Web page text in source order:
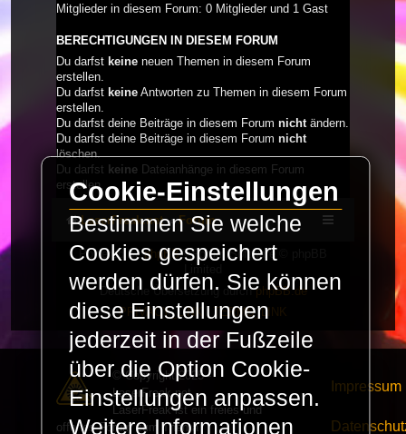
Mitglieder in diesem Forum: 0 Mitglieder und 1 Gast
BERECHTIGUNGEN IN DIESEM FORUM
Du darfst keine neuen Themen in diesem Forum
erstellen.
Du darfst keine Antworten zu Themen in diesem Forum
erstellen.
Du darfst deine Beiträge in diesem Forum nicht ändern.
Du darfst deine Beiträge in diesem Forum nicht
löschen.
Du darfst keine Dateianhänge in diesem Forum
erstellen.
LaserFreak.net Forum
Powered byphpBB® Forum Software © phpBB
Limited
Deutsche Übersetzung durchphpBB.de
PRIVACY_LINK | TERMS_LINK
© Copyright 2025 -
LaserFreak.net
LaserFreak ist ein freies und
offenes Forum zum Thema
Impressum
Cookie-Einstellungen
Bestimmen Sie welche
Cookies gespeichert
werden dürfen. Sie können
diese Einstellungen
jederzeit in der Fußzeile
über die Option Cookie-
Einstellungen anpassen.
Weitere Informationen